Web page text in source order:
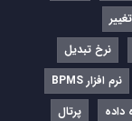
نرخ تبدیل
نرم افزار BPMS
داده
پرتال